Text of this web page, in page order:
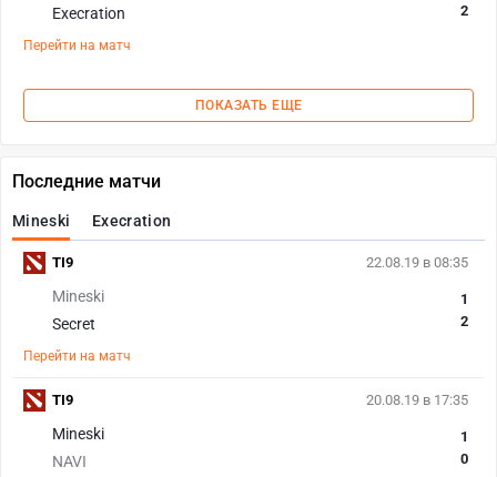
Execration
2
Перейти на матч
ПОКАЗАТЬ ЕЩЕ
Последние матчи
Mineski Execration
22.08.19 в 08:35
Mineski
Secret
1
2
Перейти на матч
TI9
20.08.19 в 17:35
Mineski
NAVI
1
0
TI9